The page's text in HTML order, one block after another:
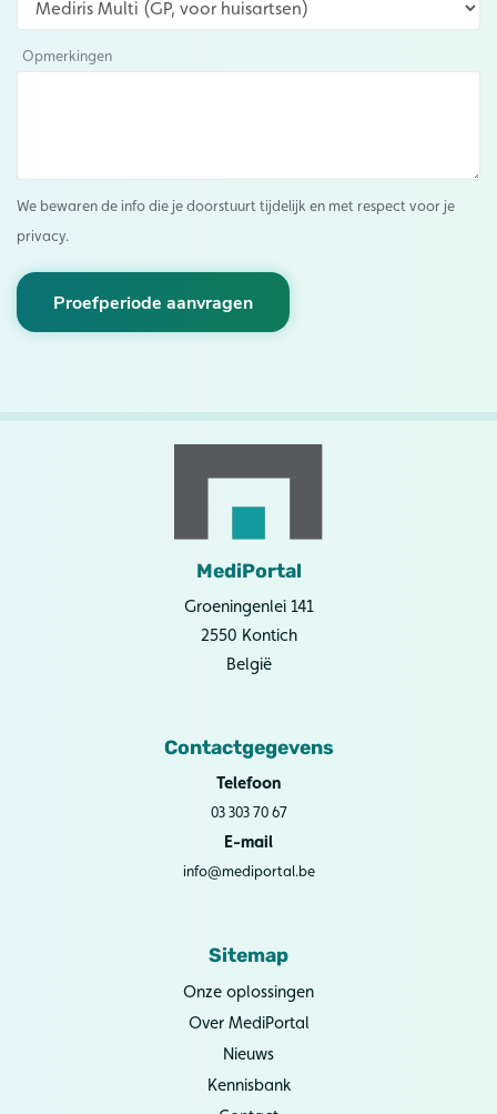
Opmerkingen
We bewaren de info die je doorstuurt tijdelijk en met respect voor je
privacy.
Proefperiode aanvragen
MediPortal
Groeningenlei 141
2550 Kontich
België
Contactgegevens
Telefoon
03 303 70 67
E-mail
info@mediportal.be
Sitemap
Onze oplossingen
Over MediPortal
Nieuws
Kennisbank